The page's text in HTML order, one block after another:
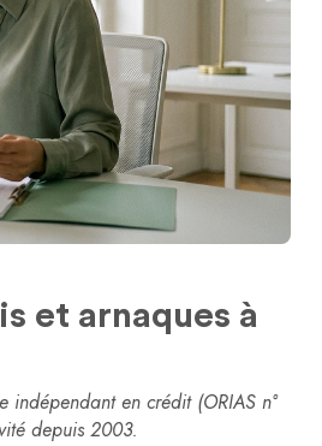
et arnaques à
en crédit (ORIAS n°
depuis 2003.